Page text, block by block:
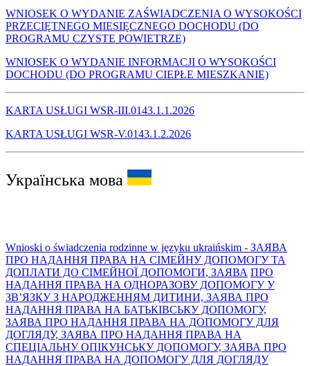
WNIOSEK O WYDANIE ZAŚWIADCZENIA O WYSOKOŚCI
PRZECIĘTNEGO MIESIĘCZNEGO DOCHODU (DO
PROGRAMU CZYSTE POWIETRZE)
WNIOSEK O WYDANIE INFORMACJI O WYSOKOŚCI
DOCHODU (DO PROGRAMU CIEPŁE MIESZKANIE)
KARTA USŁUGI WSR-III.0143.1.1.2026
KARTA USŁUGI WSR-V.0143.1.2.2026
Українська мова
Wnioski o świadczenia rodzinne w języku ukraińskim - ЗАЯВА
ПРО НАДАННЯ ПРАВА НА СІМЕЙНУ ДОПОМОГУ ТА
ДОПЛАТИ ДО СІМЕЙНОЇ ДОПОМОГИ, ЗАЯВА ПРО
НАДАННЯ ПРАВА НА ОДНОРАЗОВУ ДОПОМОГУ У
ЗВ’ЯЗКУ З НАРОДЖЕННЯМ ДИТИНИ, ЗАЯВА ПРО
НАДАННЯ ПРАВА НА БАТЬКІВСЬКУ ДОПОМОГУ,
ЗАЯВА ПРО НАДАННЯ ПРАВА НА ДОПОМОГУ ДЛЯ
ДОГЛЯДУ, ЗАЯВА ПРО НАДАННЯ ПРАВА НА
СПЕЦІАЛЬНУ ОПІКУНСЬКУ ДОПОМОГУ, ЗАЯВА ПРО
НАДАННЯ ПРАВА НА ДОПОМОГУ ДЛЯ ДОГЛЯДУ